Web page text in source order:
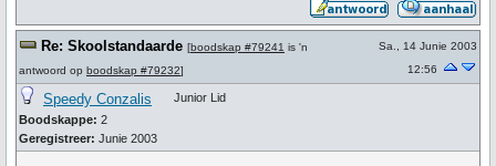
Re: Skoolstandaarde [boodskap #79241 is 'n
antwoord op boodskap #79232]
Sa., 14 Junie 2003
12:56
Speedy Conzalis
Boodskappe: 2
Geregistreer: Junie 2003
Junior Lid